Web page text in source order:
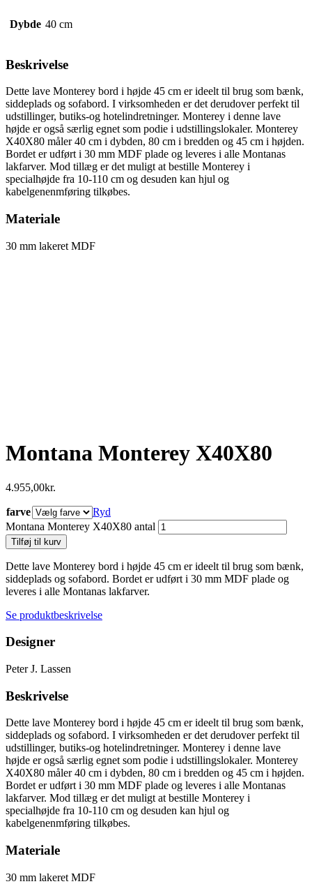
Dybde 40 cm
Beskrivelse
Dette lave Monterey bord i højde 45 cm er ideelt til brug som bænk,
siddeplads og sofabord. I virksomheden er det derudover perfekt til
udstillinger, butiks-og hotelindretninger. Monterey i denne lave
højde er også særlig egnet som podie i udstillingslokaler. Monterey
X40X80 måler 40 cm i dybden, 80 cm i bredden og 45 cm i højden.
Bordet er udført i 30 mm MDF plade og leveres i alle Montanas
lakfarver. Mod tillæg er det muligt at bestille Monterey i
specialhøjde fra 10-110 cm og desuden kan hjul og
kabelgenenmføring tilkøbes.
Materiale
30 mm lakeret MDF
Montana Monterey X40X80
4.955,00kr.
farve
Ryd
Montana Monterey X40X80 antal
Tilføj til kurv
Dette lave Monterey bord i højde 45 cm er ideelt til brug som bænk,
siddeplads og sofabord. Bordet er udført i 30 mm MDF plade og
leveres i alle Montanas lakfarver.
Se produktbeskrivelse
Designer
Peter J. Lassen
Beskrivelse
Dette lave Monterey bord i højde 45 cm er ideelt til brug som bænk,
siddeplads og sofabord. I virksomheden er det derudover perfekt til
udstillinger, butiks-og hotelindretninger. Monterey i denne lave
højde er også særlig egnet som podie i udstillingslokaler. Monterey
X40X80 måler 40 cm i dybden, 80 cm i bredden og 45 cm i højden.
Bordet er udført i 30 mm MDF plade og leveres i alle Montanas
lakfarver. Mod tillæg er det muligt at bestille Monterey i
specialhøjde fra 10-110 cm og desuden kan hjul og
kabelgenenmføring tilkøbes.
Materiale
30 mm lakeret MDF